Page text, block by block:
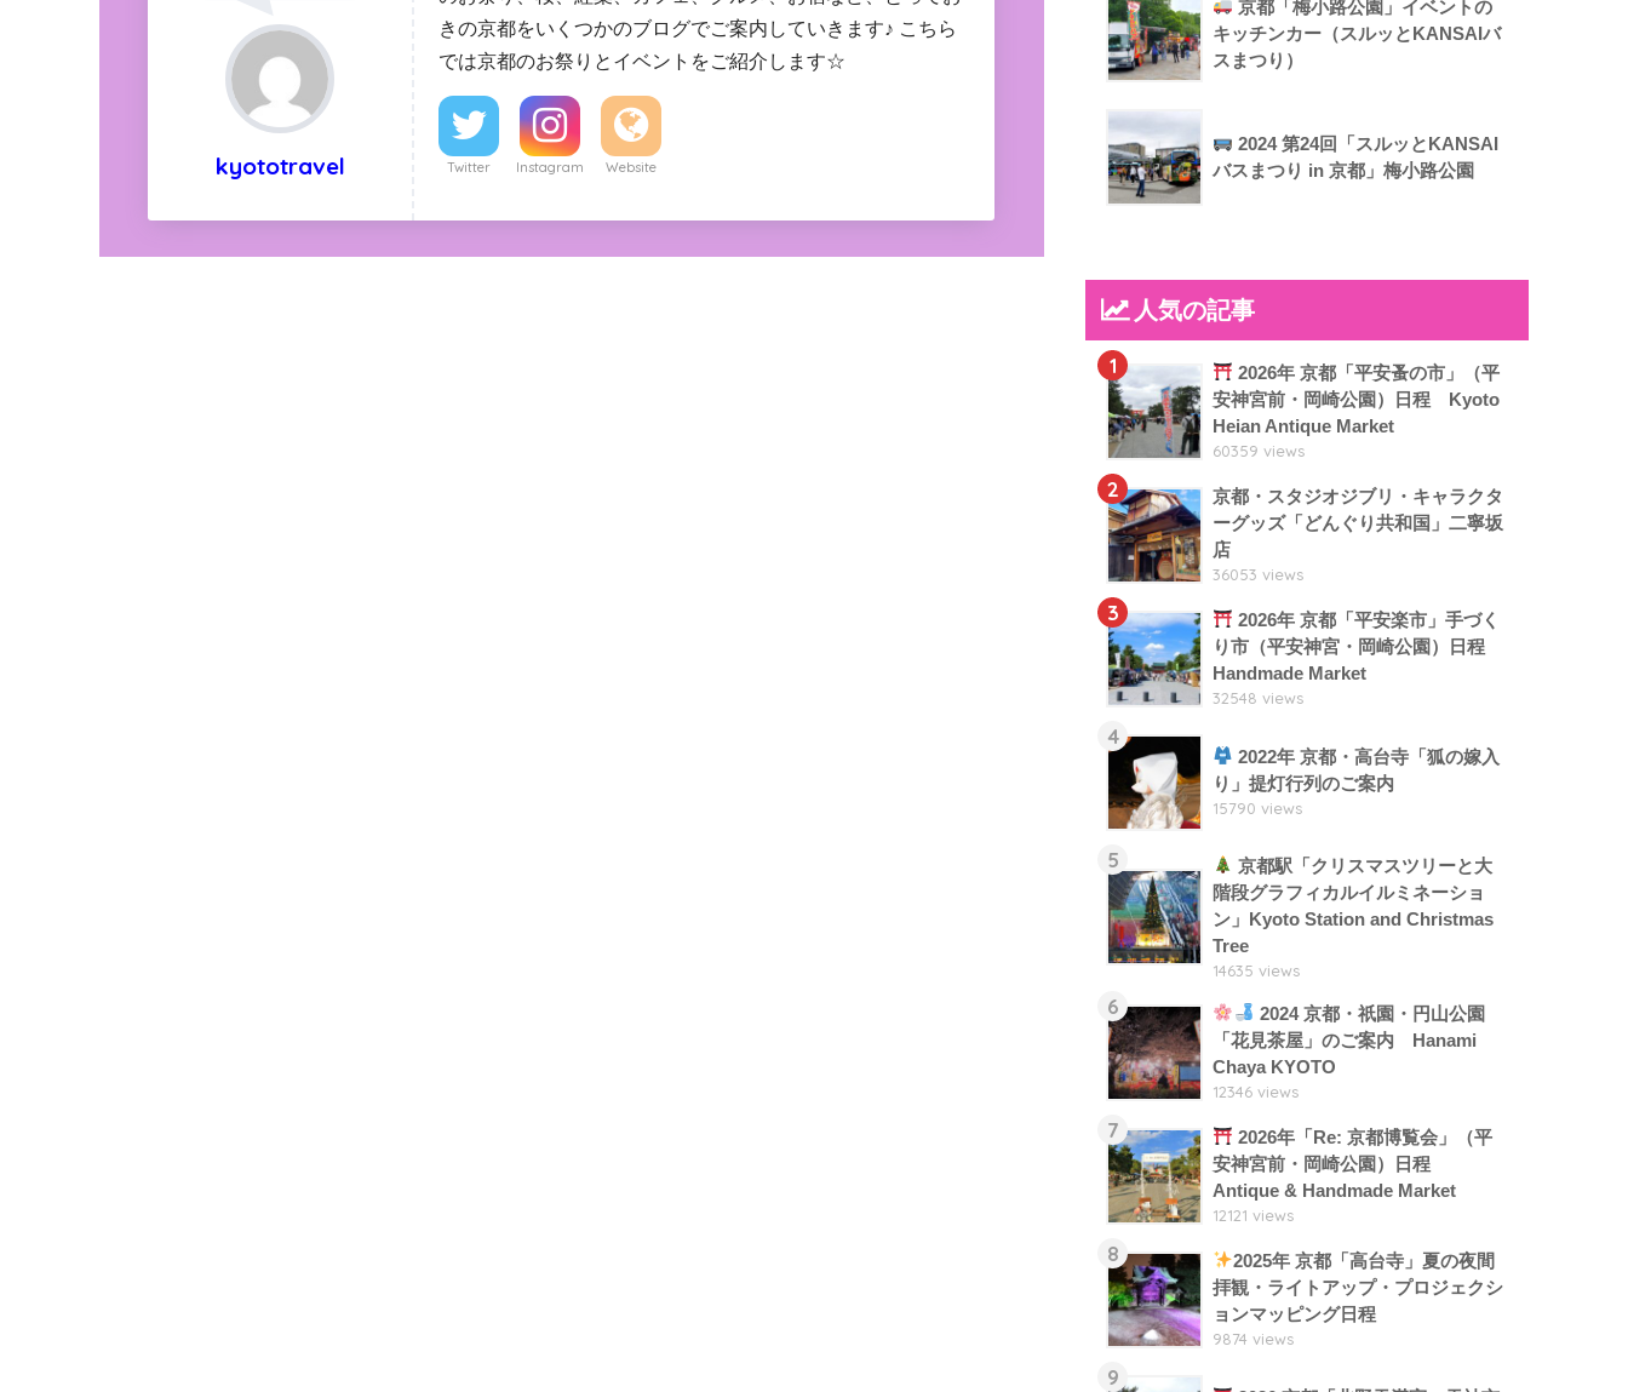
kyototravel
きの京都をいくつかのブログでご案内していきます♪ こちら
では京都のお祭りとイベントをご紹介します☆
Twitter Instagram Website
京都「梅小路公園」イベントの
キッチンカー（スルッとKANSAIバ
スまつり）
2024 第24回「スルッとKANSAI
バスまつり in 京都」梅小路公園
人気の記事
1
2026年 京都「平安蚤の市」（平
安神宮前・岡崎公園）日程 Kyoto
Heian Antique Market
60359 views
2
京都・スタジオジブリ・キャラクタ
ーグッズ「どんぐり共和国」二寧坂
店
36053 views
3
2026年 京都「平安楽市」手づく
り市（平安神宮・岡崎公園）日程
Handmade Market
32548 views
4
2022年 京都・高台寺「狐の嫁入
り」提灯行列のご案内
15790 views
5
京都駅「クリスマスツリーと大
階段グラフィカルイルミネーショ
ン」Kyoto Station and Christmas
Tree
14635 views
6
2024 京都・祇園・円山公園
「花見茶屋」のご案内 Hanami
Chaya KYOTO
12346 views
7
2026年「Re: 京都博覧会」（平
安神宮前・岡崎公園）日程
Antique & Handmade Market
12121 views
8
2025年 京都「高台寺」夏の夜間
拝観・ライトアップ・プロジェクシ
ョンマッピング日程
9874 views
9